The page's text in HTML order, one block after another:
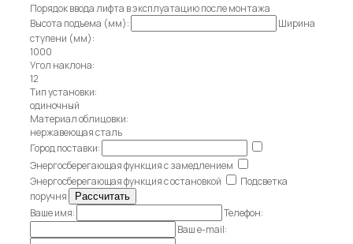
Порядок ввода лифта в эксплуатацию после монтажа
Высота подъема (мм):
Ширина
ступени (мм):
1000
Угол наклона:
12
Тип установки:
одиночный
Материал облицовки:
нержавеющая сталь
Город поставки:
Энергосберегающая функция с замедлением
Энергосберегающая функция с остановкой
Подсветка
поручня
Ваше имя:
Телефон:
Ваш e-mail: